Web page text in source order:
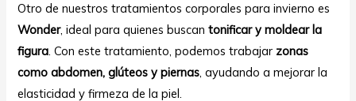
Otro de nuestros tratamientos corporales para invierno es
Wonder, ideal para quienes buscantonificar y moldear la
figura. Con este tratamiento, podemos trabajar zonas
como abdomen, glúteos y piernas, ayudando a mejorar la
elasticidad y firmeza de la piel.